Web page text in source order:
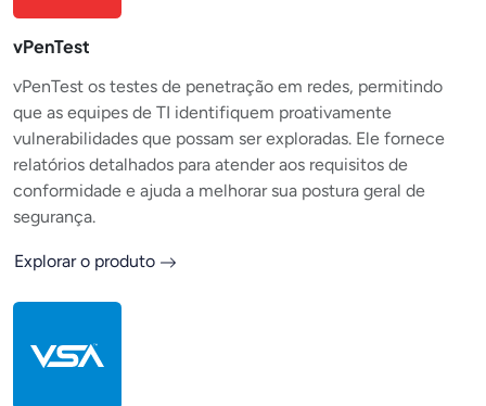
vPenTest
vPenTest os testes de penetração em redes, permitindo
que as equipes de TI identifiquem proativamente
vulnerabilidades que possam ser exploradas. Ele fornece
relatórios detalhados para atender aos requisitos de
conformidade e ajuda a melhorar sua postura geral de
segurança.
Explorar o produto